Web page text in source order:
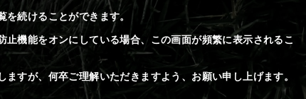
続けることができます。
止機能をオンにしている場合、この画面が頻繁に表示されるこ
すが、何卒ご理解いただきますよう、お願い申し上げます。